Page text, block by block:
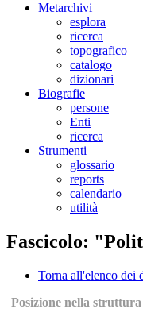
Metarchivi
esplora
ricerca
topografico
catalogo
dizionari
Biografie
persone
Enti
ricerca
Strumenti
glossario
reports
calendario
utilità
Fascicolo:
Torna all'elenco dei
Posizione nella